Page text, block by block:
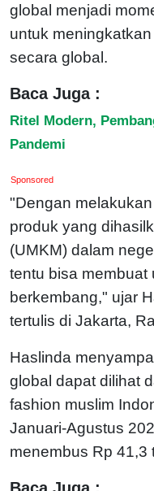
global menjadi
untuk
secara global.
Baca Juga :
Ritel Modern,
Pandemi
Sponsored
"Dengan
produk yang
(UMKM) dalam
tentu bisa membuat
berkembang," ujar
tertulis di Jakarta,
Haslinda
global dapat dilihat
fashion muslim
Januari-Agustus
menembus Rp 41,3